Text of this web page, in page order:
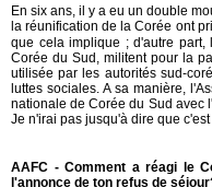
En six ans, il y a eu un double
la réunification de la Corée ont
que cela implique ; d'autre part,
Corée du Sud, militent pour la
utilisée par les autorités sud-
luttes sociales. A sa manière,
nationale de Corée du Sud avec
Je n'irai pas jusqu'à dire que
AAFC - Comment a réagi le
l'annonce de ton refus de